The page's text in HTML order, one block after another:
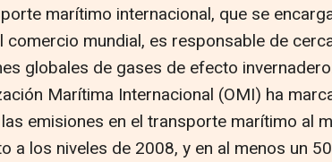
marítimo internacional, que se
comercio mundial, es responsable de
globales de gases de efecto
Marítima Internacional (OMI) ha
emisiones en el transporte marítimo al
a los niveles de 2008, y en al menos un